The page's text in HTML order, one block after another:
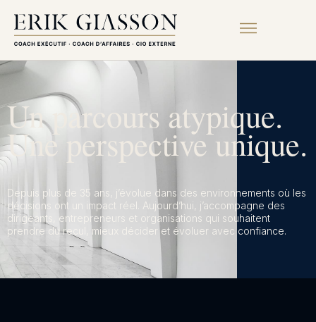
Un parcours atypique.
Une perspective unique.
Depuis plus de 35 ans, j’évolue dans des environnements où les
décisions ont un impact réel. Aujourd’hui, j’accompagne des
dirigeants, entrepreneurs et organisations qui souhaitent
prendre du recul, mieux décider et évoluer avec confiance.